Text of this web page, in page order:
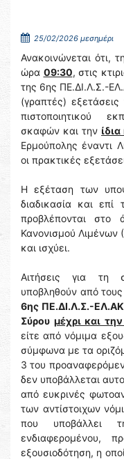
25/02/2026 μεσημέρι
Ανακοινώνεται ότι,
ώρα 09:30, στις
της 6ης ΠΕ.ΔΙ.Λ.Σ.-
(γραπτές)
πιστοποιητικού
σκαφών και την
Ερμούπολης έναντι
οι πρακτικές
Η εξέταση των
διαδικασία και επί
προβλέπονται στο
Κανονισμού Λιμένων
και ισχύει.
Αιτήσεις για τη
υποβληθούν από
6ης ΠΕ.ΔΙ.Λ.Σ.-
Σύρου μέχρι και
είτε από νόμιμα
σύμφωνα με τα
3 του
δεν υποβάλλεται
από ευκρινές
των αντίστοιχων
που υποβάλλει
ενδιαφερομένου,
εξουσιοδότηση, η